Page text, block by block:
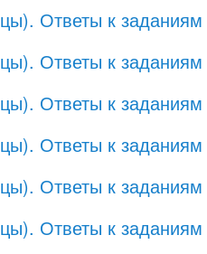
Ответы к заданиям
Ответы к заданиям
Ответы к заданиям
Ответы к заданиям
Ответы к заданиям
Ответы к заданиям